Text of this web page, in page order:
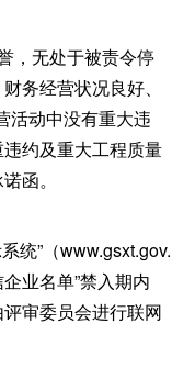
，无处于被责令停
务经营状况良好、
活动中没有重大违
约及重大工程质量
函。
统”（www.gsxt.gov.
业名单”禁入期内
审委员会进行联网